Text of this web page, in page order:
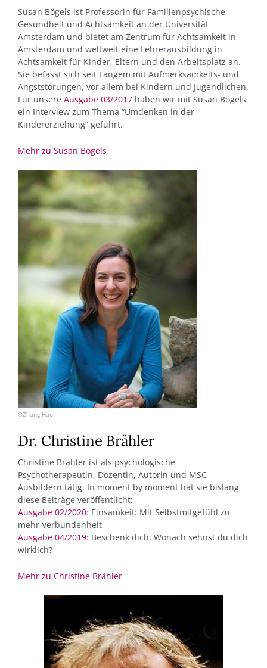
Susan Bögels ist Professorin für Familienpsychische
Gesundheit und Achtsamkeit an der Universität
Amsterdam und bietet am Zentrum für Achtsamkeit in
Amsterdam und weltweit eine Lehrerausbildung in
Achtsamkeit für Kinder, Eltern und den Arbeitsplatz an.
Sie befasst sich seit Langem mit Aufmerksamkeits- und
Angststörungen, vor allem bei Kindern und Jugendlichen.
Für unsere Ausgabe 03/2017 haben wir mit Susan Bögels
ein Interview zum Thema “Umdenken in der
Kindererziehung” geführt.
Mehr zu Susan Bögels
©Zhang Hao
Dr. Christine Brähler
Christine Brähler ist als psychologische
Psychotherapeutin, Dozentin, Autorin und MSC-
Ausbildern tätig. In moment by moment hat sie bislang
diese Beiträge veröffentlicht:
Ausgabe 02/2020: Einsamkeit: Mit Selbstmitgefühl zu
mehr Verbundenheit
Ausgabe 04/2019: Beschenk dich: Wonach sehnst du dich
wirklich?
Mehr zu Christine Brähler